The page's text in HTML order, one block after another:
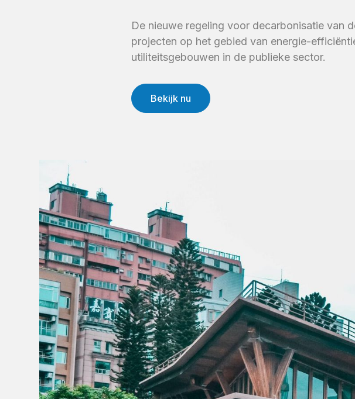
De nieuwe regeling voor decarbonisatie van
projecten op het gebied van energie-
utiliteitsgebouwen in de publieke sector.
Bekijk nu